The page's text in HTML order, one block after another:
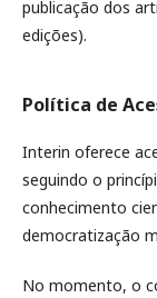
publicação dos
edições).
Política de
Interin oferece
seguindo o
conhecimento
democratização
No momento, o